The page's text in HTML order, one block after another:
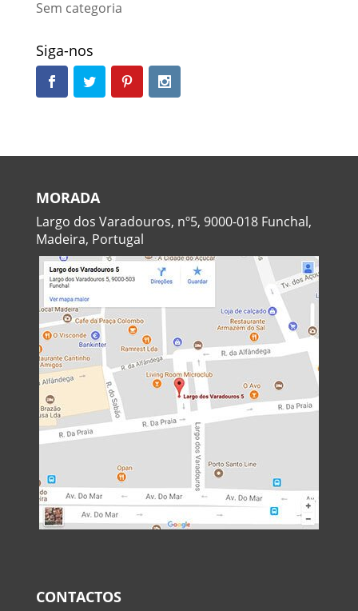
Sem categoria
Siga-nos
MORADA
Largo dos Varadouros, nº5, 9000-018 Funchal,
Madeira, Portugal
CONTACTOS